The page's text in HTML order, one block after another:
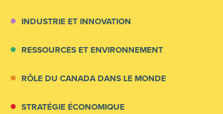
INDUSTRIE ET INNOVATION
RESSOURCES ET ENVIRONNEMENT
RÔLE DU CANADA DANS LE MONDE
STRATÉGIE ÉCONOMIQUE